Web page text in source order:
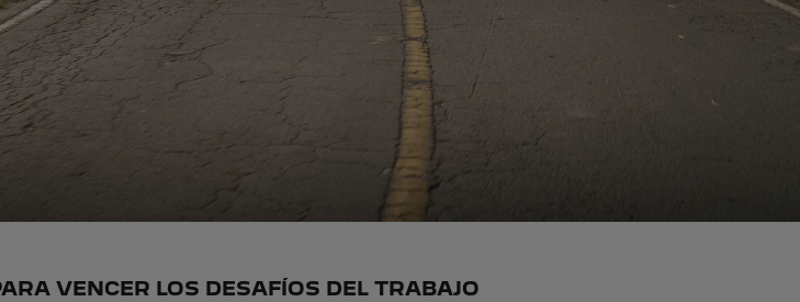
VENCER LOS DESAFÍOS DEL TRABAJO